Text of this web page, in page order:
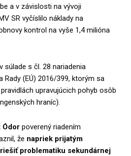
a v závislosti na vývoji
SR vyčíslilo náklady na
kontrol na vyše 1,4 milióna
súlade s čl. 28 nariadenia
Rady (EÚ) 2016/399, ktorým sa
upravujúcich pohyb osôb
hraníc).
Ódor poverený riadením
že napriek prijatým
problematiku sekundárnej